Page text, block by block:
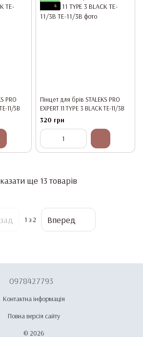
PRO
11/5B
4
Пінцет для брів STALEKS PRO
EXPERT 11 TYPE 3 BLACK TE-11/3B
320 грн
ще 13 товарів
1 з 2 Вперед
0978427793
Контактна інформація
Повна версія сайту
© 2026